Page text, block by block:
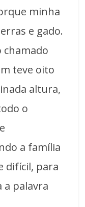
minha
e gado.
chamado
teve oito
altura,
o
a família
difícil, para
a palavra